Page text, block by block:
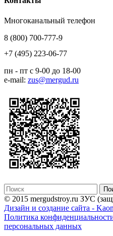
Многоканальный телефон
8 (800) 700-777-9
+7 (495) 223-06-77
пн - пт с 9-00 до 18-00
e-mail: zus@mergud.ru
© 2015 mergudstroy.ru ЗУС
Дизайн и создание сайта -
Политика
персональных данных